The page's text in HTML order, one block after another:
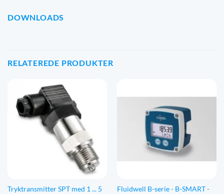
DOWNLOADS
RELATEREDE PRODUKTER
Tryktransmitter SPT med 1 ... 5
Fluidwell B-serie - B-SMART -